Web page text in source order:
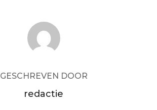
BERICHTAUTEUR
GESCHREVEN DOOR
redactie